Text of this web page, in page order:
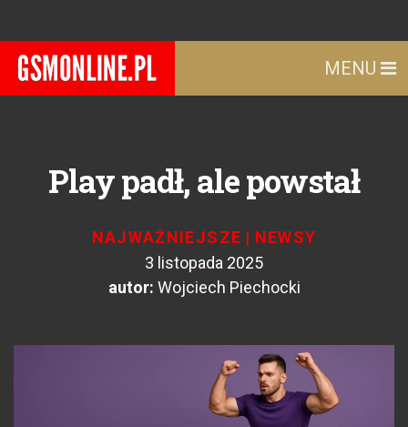
MENU
Play padł, ale powstał
NAJWAŻNIEJSZE | NEWSY
3 listopada 2025
autor: Wojciech Piechocki